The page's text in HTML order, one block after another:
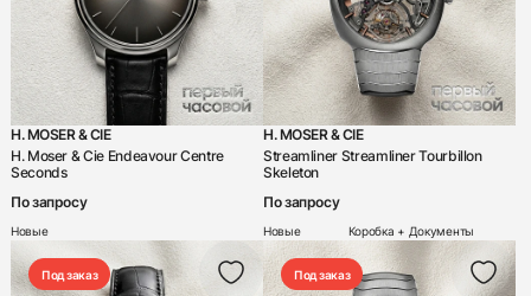
H. MOSER & CIE
H. Moser & Cie Endeavour Centre
Seconds
По запросу
Новые
H. MOSER & CIE
Streamliner Streamliner Tourbillon
Skeleton
По запросу
Новые Коробка + Документы
Под заказ Под заказ